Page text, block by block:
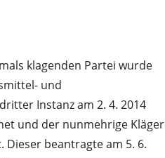
klagenden Partei wurde
und
Instanz am 2. 4. 2014
und der nunmehrige Kläger
Dieser beantragte am 5. 6.